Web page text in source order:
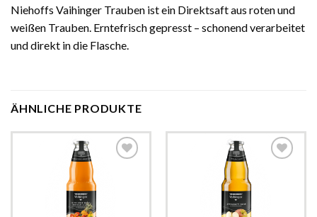
Niehoffs Vaihinger Trauben ist ein Direktsaft aus roten und
weißen Trauben. Erntefrisch gepresst – schonend verarbeitet
und direkt in die Flasche.
ÄHNLICHE PRODUKTE
Wunschliste
hinzufügen
Wunschliste
hinzufügen